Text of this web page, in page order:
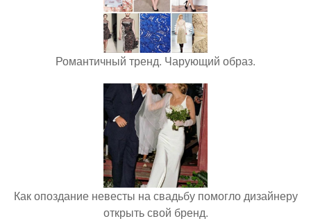
Романтичный тренд. Чарующий образ.
Как опоздание невесты на свадьбу помогло дизайнеру
открыть свой бренд.